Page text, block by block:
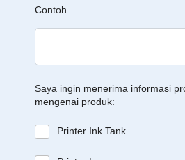
Contoh
Saya ingin menerima informasi
mengenai produk:
Printer Ink Tank